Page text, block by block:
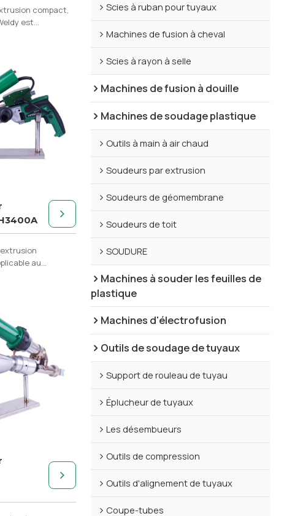
compact,
est
au
Scies à ruban pour tuyaux
Machines de fusion à cheval
Scies à rayon à selle
Machines de fusion à douille
Machines de soudage plastique
Outils à main à air chaud
Soudeurs par extrusion
Soudeurs de géomembrane
Soudeurs de toit
SOUDURE
Machines à souder les feuilles de
plastique
Machines d'électrofusion
Outils de soudage de tuyaux
Support de rouleau de tuyau
Éplucheur de tuyaux
Les désembueurs
Outils de compression
Outils d'alignement de tuyaux
Coupe-tubes